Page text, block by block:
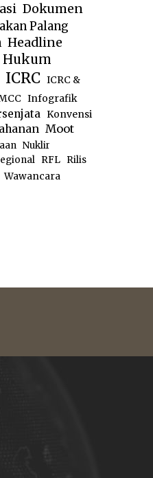
Dokumen
Palang
Headline
Hukum
ICRC ICRC &
Infografik
Konvensi
Moot
Nuklir
RFL
Rilis
Wawancara